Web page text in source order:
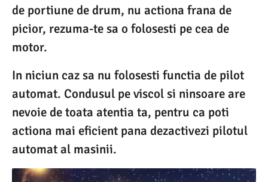
de portiune de drum, nu actiona frana de
picior, rezuma-te sa o folosesti pe cea de
motor.
In niciun caz sa nu folosesti functia de pilot
automat. Condusul pe viscol si ninsoare are
nevoie de toata atentia ta, pentru ca poti
actiona mai eficient pana dezactivezi pilotul
automat al masinii.